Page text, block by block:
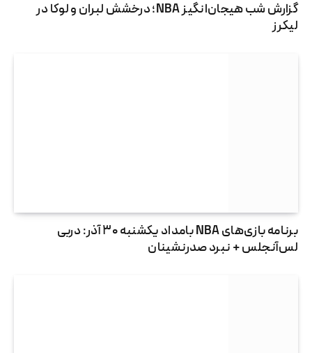
گزارش شب هیجان‌انگیز NBA؛ درخشش لبران و لوکا در
لیکرز
برنامه بازی‌های NBA بامداد یکشنبه ۳۰ آذر: دربی
لس‌آنجلس + نبرد صدرنشینان